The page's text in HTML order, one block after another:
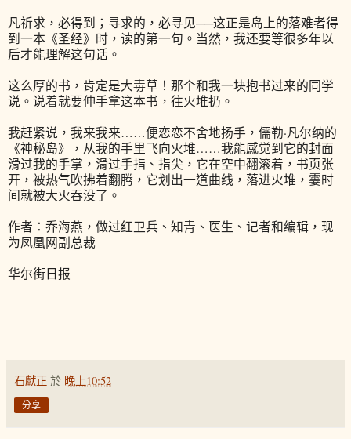
凡祈求，必得到；寻求的，必寻见──这正是岛上的落难者得
到一本《圣经》时，读的第一句。当然，我还要等很多年以
后才能理解这句话。
这么厚的书，肯定是大毒草！那个和我一块抱书过来的同学
说。说着就要伸手拿这本书，往火堆扔。
我赶紧说，我来我来……便恋恋不舍地扬手，儒勒·凡尔纳的
《神秘岛》，从我的手里飞向火堆……我能感觉到它的封面
滑过我的手掌，滑过手指、指尖，它在空中翻滚着，书页张
开，被热气吹拂着翻腾，它划出一道曲线，落进火堆，霎时
间就被大火吞没了。
作者：乔海燕，做过红卫兵、知青、医生、记者和编辑，现
为凤凰网副总裁
华尔街日报
石獻正 於 晚上10:52
分享